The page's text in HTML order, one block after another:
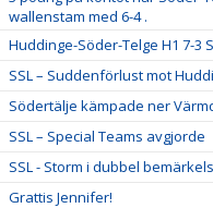
wallenstam med 6-4 .
Huddinge-Söder-Telge H1 7-3
SSL – Suddenförlust mot
Södertälje kämpade ner
SSL – Special Teams avgjorde
SSL - Storm i dubbel
Grattis Jennifer!